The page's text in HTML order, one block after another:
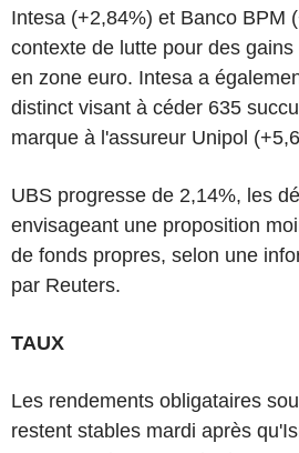
Intesa (+2,84%) et Banco BPM
contexte de lutte pour des
en zone euro. Intesa a
distinct visant à céder 635
marque à l'assureur Unipol
UBS progresse de 2,14%, les
envisageant une proposition
de fonds propres, selon une
par Reuters.
TAUX
Les rendements obligataires
restent stables mardi après